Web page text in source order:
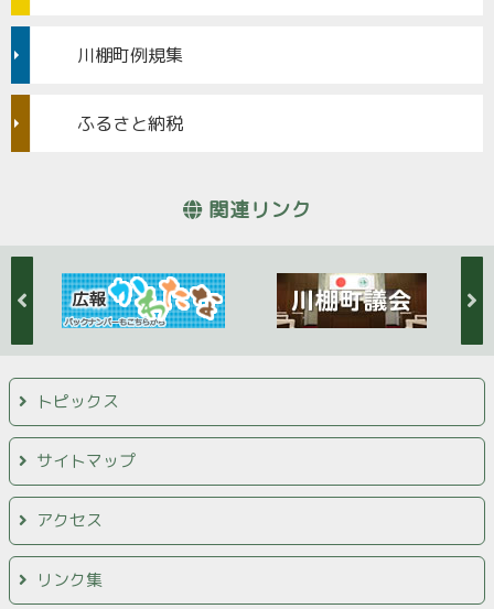
川棚町例規集
ふるさと納税
関連リンク
トピックス
サイトマップ
アクセス
リンク集